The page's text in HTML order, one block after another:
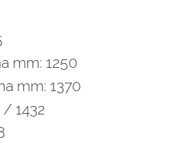
mm: 1250
mm: 1370
/ 1432